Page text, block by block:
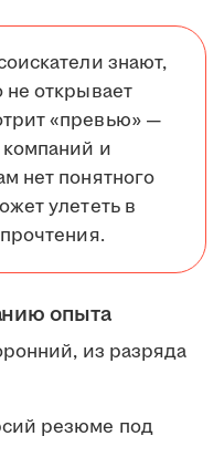
знают,
не открывает
«превью» —
и
нет понятного
улететь в
опыта
из разряда
резюме под